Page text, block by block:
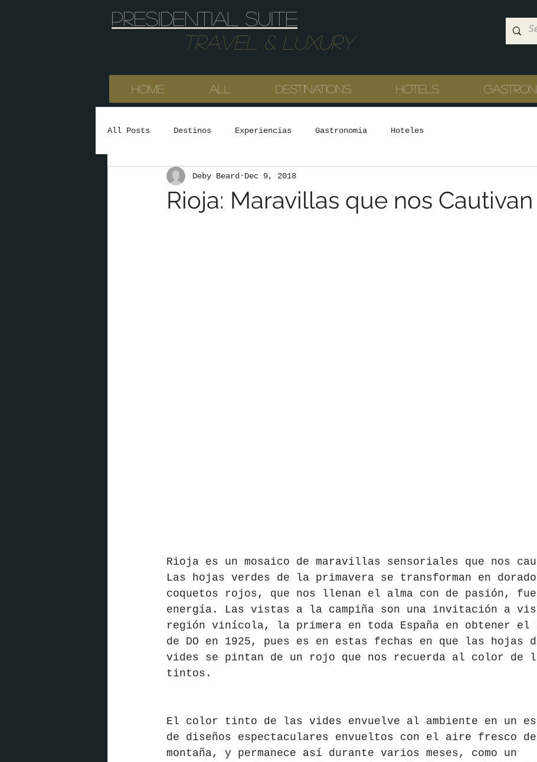
Presidential suite
Travel & Luxury
HOME All Destinations Hotels
All Posts Destinos Experiencias Gastronomia Hoteles
Rioja: Maravillas que nos Cautivan
Deby Beard Dec 9, 2018
Rioja es un mosaico de maravillas sensoriales que nos
Las hojas verdes de la primavera se transforman en
coquetos rojos, que nos llenan el alma con de pasión,
energía. Las vistas a la campiña son una invitación a
región vinícola, la primera en toda España en obtener el
de DO en 1925, pues es en estas fechas en que las hojas
vides se pintan de un rojo que nos recuerda al color de
tintos.
El color tinto de las vides envuelve al ambiente en un
de diseños espectaculares envueltos con el aire fresco
montaña, y permanece así durante varios meses, como un